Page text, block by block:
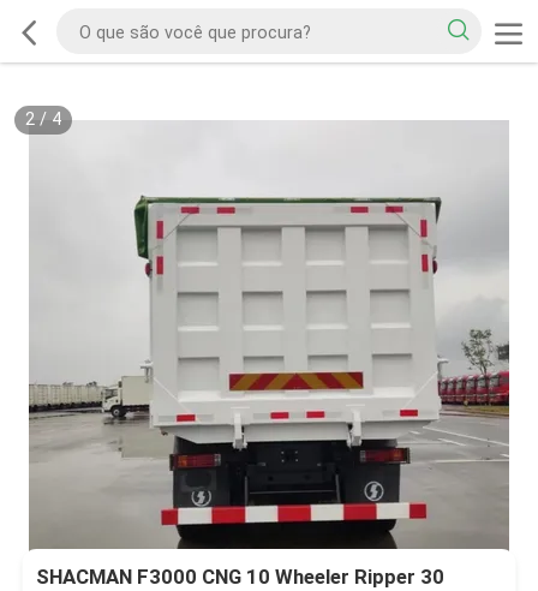
2/ 4
SHACMAN F3000 CNG 10 Wheeler Ripper 30